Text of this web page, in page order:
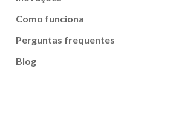
Como funciona
Perguntas frequentes
Blog